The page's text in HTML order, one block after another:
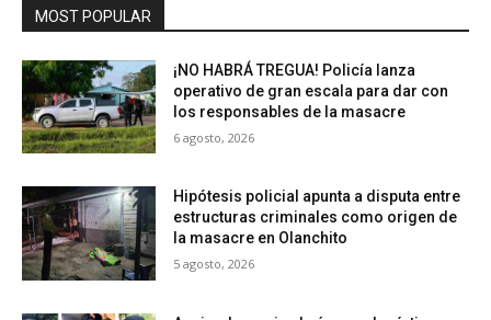
MOST POPULAR
¡NO HABRÁ TREGUA! Policía lanza
operativo de gran escala para dar con
los responsables de la masacre
6 agosto, 2026
Hipótesis policial apunta a disputa entre
estructuras criminales como origen de
la masacre en Olanchito
5 agosto, 2026